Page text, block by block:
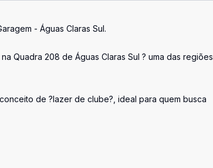
- Águas Claras Sul.
Quadra 208 de Águas Claras Sul ? uma das regiões
de ?lazer de clube?, ideal para quem busca